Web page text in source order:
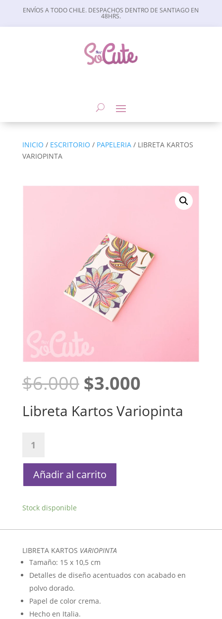
ENVÍOS A TODO CHILE. DESPACHOS DENTRO DE SANTIAGO EN
48HRS.
INICIO / ESCRITORIO / PAPELERIA/ LIBRETA KARTOS
VARIOPINTA
$6.000 El
precio
original
era:
$3.000El
actual
es:
Libreta Kartos Variopinta
Kartos
cantidad
Añadir al carrito
Stock disponible
LIBRETA KARTOS VARIOPINTA
Tamaño: 15 x 10,5 cm
Detalles de diseño acentuados con acabado en
polvo dorado.
Papel de color crema.
Hecho en Italia.